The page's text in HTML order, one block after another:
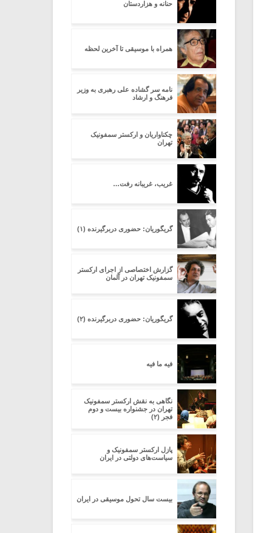
حنانه و هزاردستان
همراه با موسیقی تا آخرین لحظه
نامه سر گشاده علی رهبری به وزیر
فرهنگ و ارشاد
چکناواریان و ارکستر سمفونیک
تهران
غریب، غریبانه رفت…
گریگوریان: حضوری دربرگیرنده (۱)
گزارش اختصاصی از اجرای ارکستر
سمفونیک تهران در آلمان
گریگوریان: حضوری دربرگیرنده (۲)
فیه ما فیه
نگاهی به نقش ارکستر سمفونیک
تهران در جشنواره بیست و دوم
فجر (۲)
پازل ارکستر سمفونیک و
سیاست‌های دولتی در ایران
بیست سال تحول موسیقی در ایران